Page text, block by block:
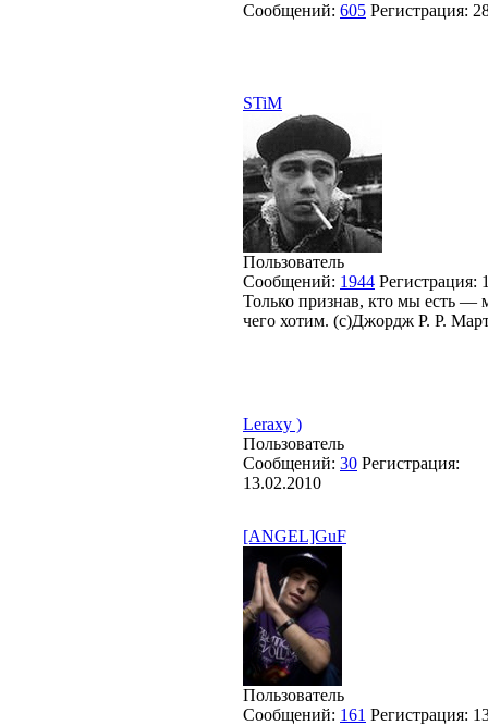
Сообщений: 605 Регистрация:
STiM
Пользователь
Сообщений: 1944 Регистрация:
Только признав, кто мы есть —
чего хотим. (с)Джордж Р. Р.
Leraxy )
Пользователь
Сообщений: 30 Регистрация:
13.02.2010
[ANGEL]GuF
Пользователь
Сообщений: 161 Регистрация: